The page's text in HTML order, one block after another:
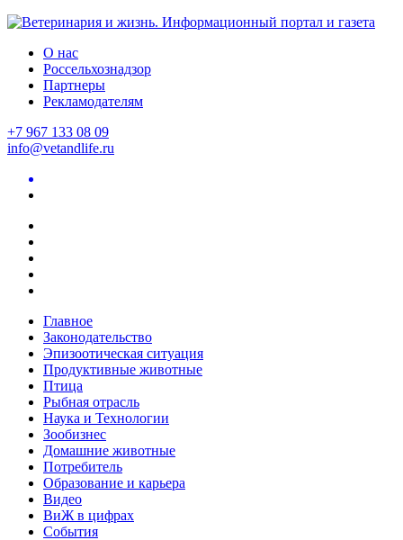
О нас
Россельхознадзор
Партнеры
Рекламодателям
+7 967 133 08 09
info@vetandlife.ru
Главное
Законодательство
Эпизоотическая ситуация
Продуктивные животные
Птица
Рыбная отрасль
Наука и Технологии
Зообизнес
Домашние животные
Потребитель
Образование и карьера
Видео
ВиЖ в цифрах
События